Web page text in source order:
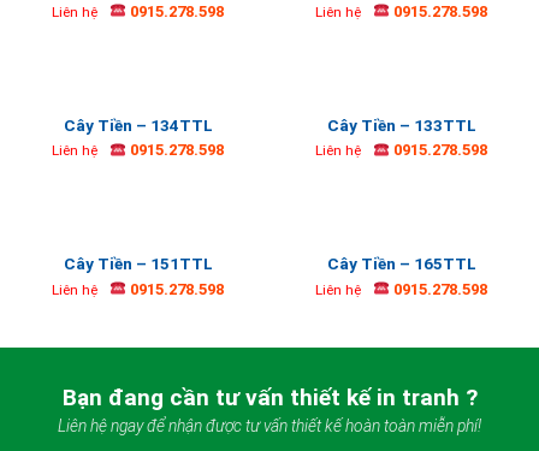
Liên hệ 0915.278.598 Liên hệ 0915.278.598
Cây Tiền – 134TTL
Liên hệ 0915.278.598
Cây Tiền – 133TTL
Liên hệ 0915.278.598
Cây Tiền – 151TTL
Liên hệ 0915.278.598
Cây Tiền – 165TTL
Liên hệ 0915.278.598
Bạn đang cần tư vấn thiết kế in tranh ?
Liên hệ ngay để nhận được tư vấn thiết kế hoàn toàn miễn phí!